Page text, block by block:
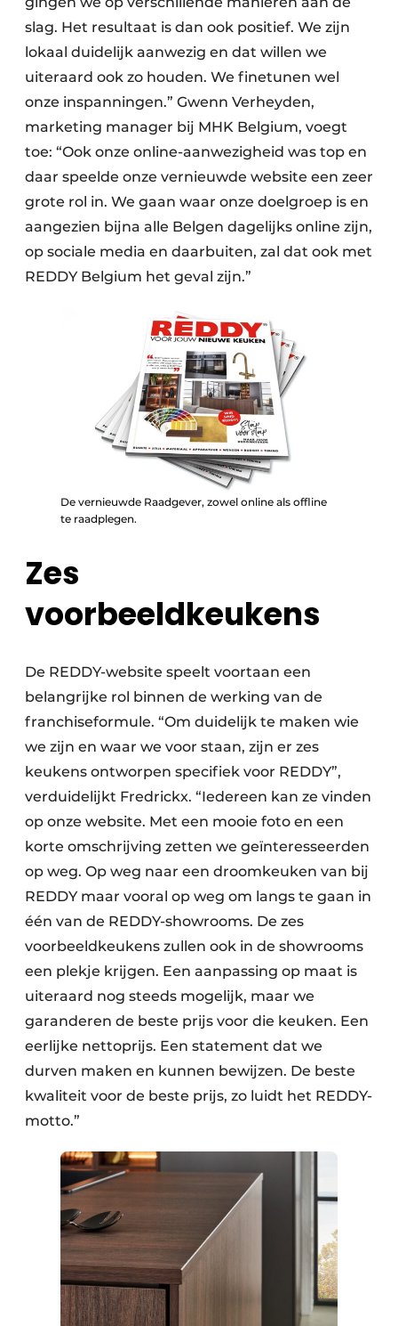
slag. Het resultaat is dan ook positief. We zijn
lokaal duidelijk aanwezig en dat willen we
uiteraard ook zo houden. We finetunen wel
onze inspanningen.” Gwenn Verheyden,
marketing manager bij MHK Belgium, voegt
toe: “Ook onze online-aanwezigheid was top en
daar speelde onze vernieuwde website een zeer
grote rol in. We gaan waar onze doelgroep is en
aangezien bijna alle Belgen dagelijks online zijn,
op sociale media en daarbuiten, zal dat ook met
REDDY Belgium het geval zijn.”
De vernieuwde Raadgever, zowel online als offline
te raadplegen.
Zes
voorbeeldkeukens
De REDDY-website speelt voortaan een
belangrijke rol binnen de werking van de
franchiseformule. “Om duidelijk te maken wie
we zijn en waar we voor staan, zijn er zes
keukens ontworpen specifiek voor REDDY”,
verduidelijkt Fredrickx. “Iedereen kan ze vinden
op onze website. Met een mooie foto en een
korte omschrijving zetten we geïnteresseerden
op weg. Op weg naar een droomkeuken van bij
REDDY maar vooral op weg om langs te gaan in
één van de REDDY-showrooms. De zes
voorbeeldkeukens zullen ook in de showrooms
een plekje krijgen. Een aanpassing op maat is
uiteraard nog steeds mogelijk, maar we
garanderen de beste prijs voor die keuken. Een
eerlijke nettoprijs. Een statement dat we
durven maken en kunnen bewijzen. De beste
kwaliteit voor de beste prijs, zo luidt het REDDY-
motto.”